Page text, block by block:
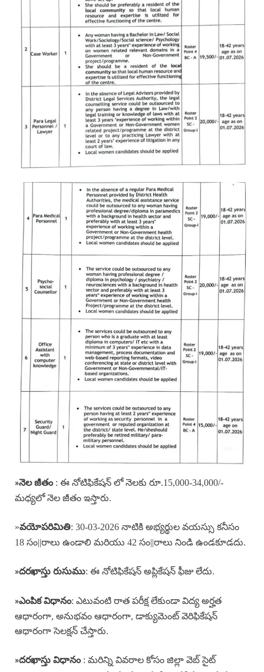
»నెల జీతం: ఈ నోటిఫికేషన్ లో నెలకు రూ.15,000-34,000/-
మధ్యలో నెల జీతం ఇస్తారు.
»వయోపరిమితి: 30-03-2026 నాటికి అభ్యర్థుల వయస్సు కనీసం
18 సం||రాలు ఉండాలి మరియు 42 సం||రాలు నిండి ఉండకూడదు.
»దరఖాస్తు రుసుము: ఈ నోటిఫికేషన్ అప్లికేషన్ ఫీజు లేదు.
»ఎంపిక విధానం: ఎటువంటి రాత పరీక్ష లేకుండా విద్య అర్హత
ఆధారంగా, అనుభవం ఆధారంగా, డాక్యుమెంట్ వెరిఫికేషన్
ఆధారంగా సెలక్షన్ చేస్తారు.
»దరఖాస్తు విధానం : మరిన్ని వివరాల కోసం జిల్లా వెబ్ సైట్